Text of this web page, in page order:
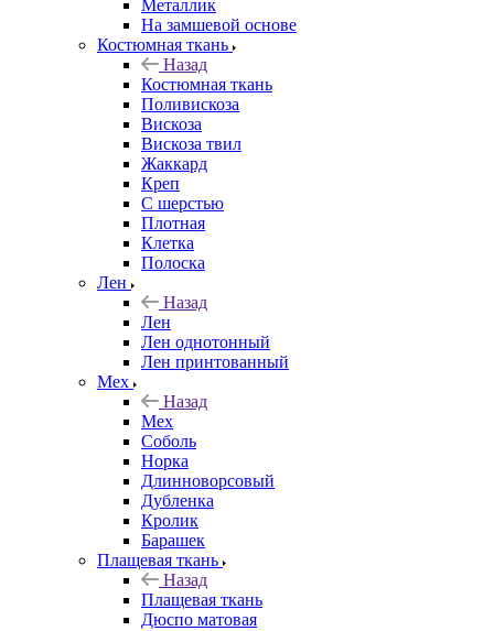
Металлик
На замшевой основе
Костюмная ткань
Назад
Костюмная ткань
Поливискоза
Вискоза
Вискоза твил
Жаккард
Креп
С шерстью
Плотная
Клетка
Полоска
Лен
Назад
Лен
Лен однотонный
Лен принтованный
Мех
Назад
Мех
Соболь
Норка
Длинноворсовый
Дубленка
Кролик
Барашек
Плащевая ткань
Назад
Плащевая ткань
Дюспо матовая